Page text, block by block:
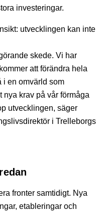
investeringar.
utvecklingen kan inte
skede. Vi har
att förändra hela
i en omvärld som
nya krav på vår förmåga
utvecklingen, säger
i Trelleborgs
fronter samtidigt. Nya
etableringar och